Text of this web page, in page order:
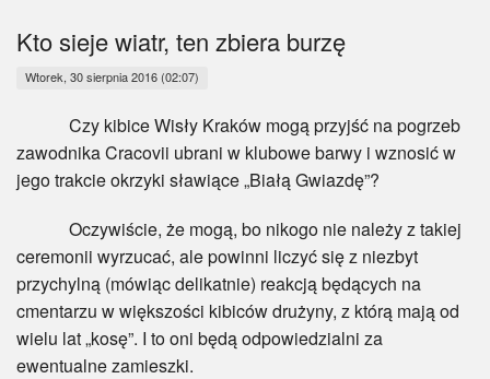
Myśl
Wiara
BlogAiD
Zaproszenia
Kto sieje wiatr, ten zbiera burzę
Wtorek, 30 sierpnia 2016 (02:07)
Czy kibice Wisły Kraków mogą przyjść na pogrzeb
zawodnika Cracovii ubrani w klubowe barwy i wznosić w
jego trakcie okrzyki sławiące „Białą Gwiazdę”?
Oczywiście, że mogą, bo nikogo nie należy z takiej
ceremonii wyrzucać, ale powinni liczyć się z niezbyt
przychylną (mówiąc delikatnie) reakcją będących na
cmentarzu w większości kibiców drużyny, z którą mają od
wielu lat „kosę”. I to oni będą odpowiedzialni za
ewentualne zamieszki.